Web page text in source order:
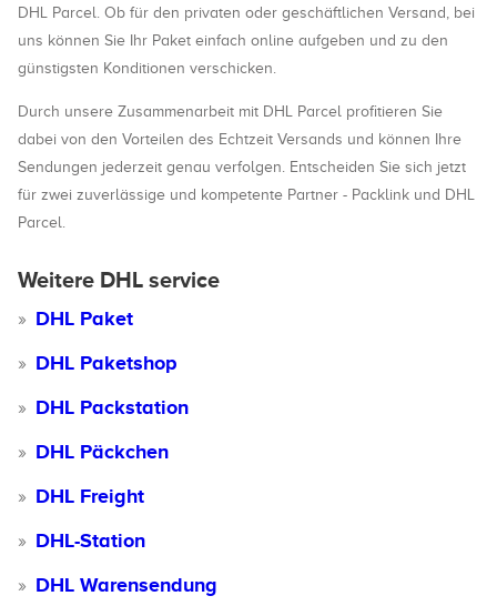
DHL Parcel. Ob für den privaten oder geschäftlichen Versand, bei
uns können Sie Ihr Paket einfach online aufgeben und zu den
günstigsten Konditionen verschicken.
Durch unsere Zusammenarbeit mit DHL Parcel profitieren Sie
dabei von den Vorteilen des Echtzeit Versands und können Ihre
Sendungen jederzeit genau verfolgen. Entscheiden Sie sich jetzt
für zwei zuverlässige und kompetente Partner - Packlink und DHL
Parcel.
Weitere DHL service
DHL Paket
DHL Paketshop
DHL Packstation
DHL Päckchen
DHL Freight
DHL-Station
DHL Warensendung